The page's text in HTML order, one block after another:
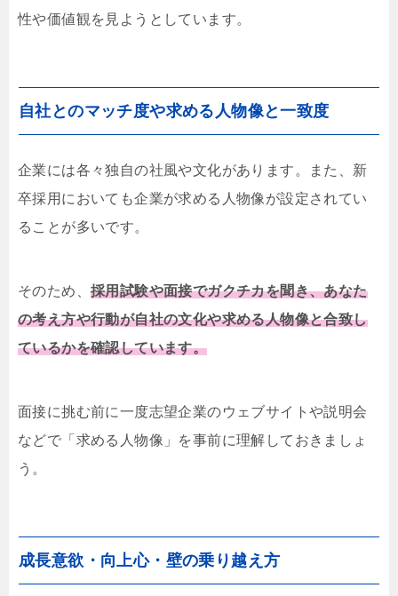
性や価値観を見ようとしています。
自社とのマッチ度や求める人物像と一致度
企業には各々独自の社風や文化があります。また、新
卒採用においても企業が求める人物像が設定されてい
ることが多いです。
そのため、 採用試験や面接でガクチカを聞き、あなた
の考え方や行動が自社の文化や求める人物像と合致し
ているかを確認しています。
面接に挑む前に一度志望企業のウェブサイトや説明会
などで「求める人物像」を事前に理解しておきましょ
う。
成長意欲・向上心・壁の乗り越え方